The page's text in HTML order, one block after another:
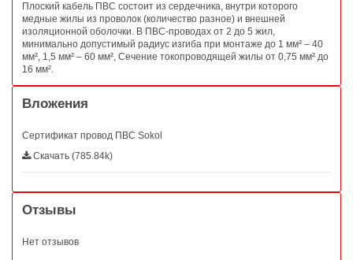
Плоский кабель ПВС состоит из сердечника, внутри которого
медные жилы из проволок (количество разное) и внешней
изоляционной оболочки. В ПВС-проводах от 2 до 5 жил,
минимально допустимый радиус изгиба при монтаже до 1 мм² – 40
мм², 1,5 мм² – 60 мм², Сечение токопроводящей жилы от 0,75 мм² до
16 мм².
Вложения
Сертификат провод ПВС Sokol
Скачать (785.84k)
Отзывы
Нет отзывов